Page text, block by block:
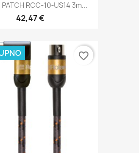
PATCH RCC-10-US14 3m...
42,47 €
favorite_border